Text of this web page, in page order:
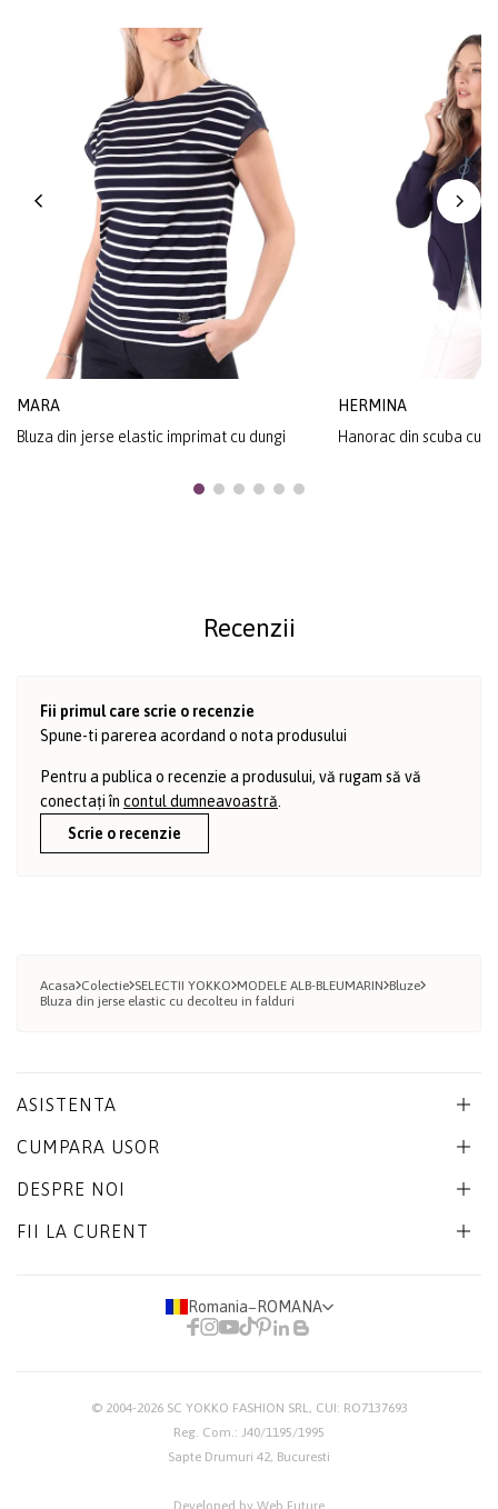
MARA
Bluza din jerse elastic imprimat cu dungi
HERMINA
Hanorac din scuba cu
Recenzii
Fii primul care scrie o recenzie
Spune-ti parerea acordand o nota produsului
Pentru a publica o recenzie a produsului, vă rugam să vă
conectați în contul dumneavoastră
Scrie o recenzie
Acasa Colectie SELECTII YOKKO MODELE ALB-BLEUMARIN Bluze
Bluza din jerse elastic cu decolteu in falduri
ASISTENTA
CUMPARA USOR
DESPRE NOI
FII LA CURENT
Romania− ROMANA
© 2004-2026 SC YOKKO FASHION SRL, CUI: RO7137693
Reg. Com.: J40/1195/1995
Sapte Drumuri 42, Bucuresti
Developed by Web Future